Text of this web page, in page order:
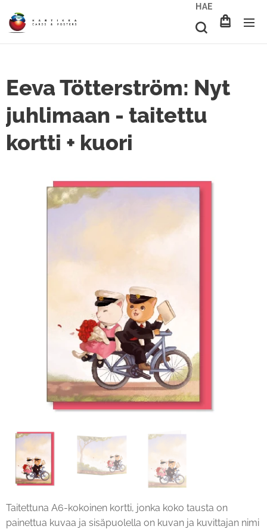
HAE
Eeva Tötterström: Nyt
juhlimaan - taitettu
kortti + kuori
Taitettuna A6-kokoinen kortti, jonka koko tausta on
painettua kuvaa ja sisäpuolella on kuvan ja kuvittajan nimi